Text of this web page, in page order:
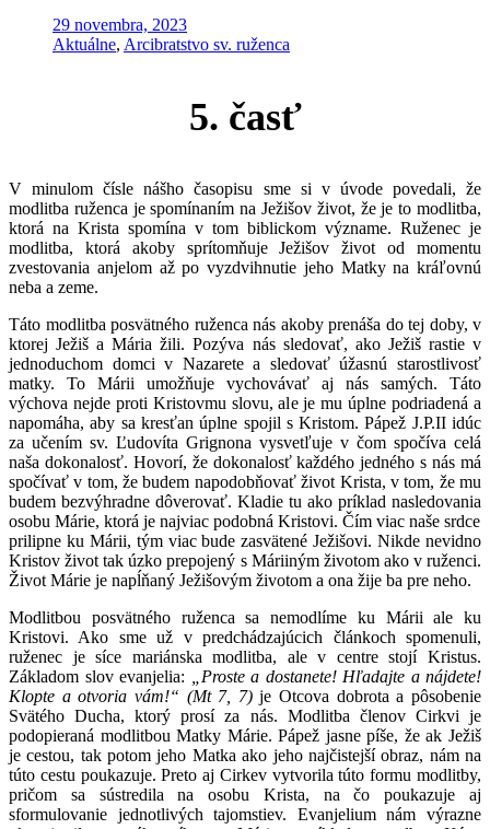
29 novembra, 2023
Aktuálne, Arcibratstvo sv. ruženca
5. časť
V minulom čísle nášho časopisu sme si v úvode povedali, že
modlitba ruženca je spomínaním na Ježišov život, že je to modlitba,
ktorá na Krista spomína v tom biblickom význame. Ruženec je
modlitba, ktorá akoby sprítomňuje Ježišov život od momentu
zvestovania anjelom až po vyzdvihnutie jeho Matky na kráľovnú
neba a zeme.
Táto modlitba posvätného ruženca nás akoby prenáša do tej doby, v
ktorej Ježiš a Mária žili. Pozýva nás sledovať, ako Ježiš rastie v
jednoduchom domci v Nazarete a sledovať úžasnú starostlivosť
matky. To Márii umožňuje vychovávať aj nás samých. Táto
výchova nejde proti Kristovmu slovu, ale je mu úplne podriadená a
napomáha, aby sa kresťan úplne spojil s Kristom. Pápež J.P.II idúc
za učením sv. Ľudovíta Grignona vysvetľuje v čom spočíva celá
naša dokonalosť. Hovorí, že dokonalosť každého jedného s nás má
spočívať v tom, že budem napodobňovať život Krista, v tom, že mu
budem bezvýhradne dôverovať. Kladie tu ako príklad nasledovania
osobu Márie, ktorá je najviac podobná Kristovi. Čím viac naše srdce
prilipne ku Márii, tým viac bude zasvätené Ježišovi. Nikde nevidno
Kristov život tak úzko prepojený s Máriiným životom ako v ruženci.
Život Márie je napĺňaný Ježišovým životom a ona žije ba pre neho.
Modlitbou posvätného ruženca sa nemodlíme ku Márii ale ku
Kristovi. Ako sme už v predchádzajúcich článkoch spomenuli,
ruženec je síce mariánska modlitba, ale v centre stojí Kristus.
Základom slov evanjelia:
„Proste a dostanete! Hľadajte a nájdete!
Klopte a otvoria vám!“ (Mt 7, 7)je Otcova dobrota a pôsobenie
Svätého Ducha, ktorý prosí za nás. Modlitba členov Cirkvi je
podopieraná modlitbou Matky Márie. Pápež jasne píše, že ak Ježiš
je cestou, tak potom jeho Matka ako jeho najčistejší obraz, nám na
túto cestu poukazuje. Preto aj Cirkev vytvorila túto formu modlitby,
pričom sa sústredila na osobu Krista, na čo poukazuje aj
sformulovanie jednotlivých tajomstiev. Evanjelium nám výrazne